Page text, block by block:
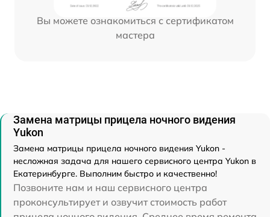
Вы можете ознакомиться с сертификатом
мастера
Замена матрицы прицела ночного видения
Yukon
Замена матрицы прицела ночного видения Yukon -
несложная задача для нашего сервисного центра Yukon в
Екатеринбурге. Выполним быстро и качественно!
Позвоните нам и наш сервисного центра
проконсультирует и озвучит стоимость работ